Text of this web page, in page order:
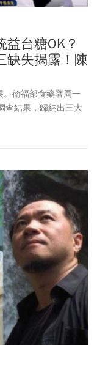
台糖OK？
缺失揭露！陳
衛福部食藥署周一
查結果，歸納出三大
監測管理；第二，
制，加上製程參數多
未解。談到政治責任
惰而定；他強調從7
、修法等程序，行政
延宕情事。記者追問
法？陳時中強調「政
注專業部分，盡量把
，「很快大家都沒